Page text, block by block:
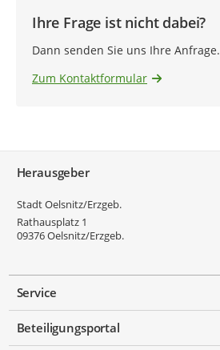
Ihre Frage ist nicht dabei?
Dann senden Sie uns Ihre Anfrage.
Zum Kontaktformular
Herausgeber
Stadt Oelsnitz/Erzgeb.
Rathausplatz 1
09376Oelsnitz/Erzgeb.
Service
Beteiligungsportal